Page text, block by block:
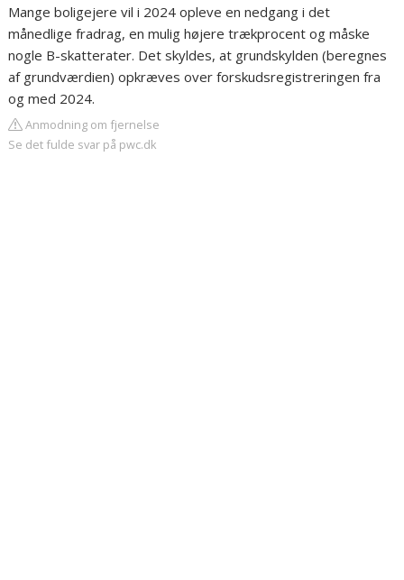
Mange boligejere vil i 2024 opleve en nedgang i det
månedlige fradrag, en mulig højere trækprocent og måske
nogle B-skatterater. Det skyldes, at grundskylden (beregnes
af grundværdien) opkræves over forskudsregistreringen fra
og med 2024.
Anmodning om fjernelse
Se det fulde svar på pwc.dk